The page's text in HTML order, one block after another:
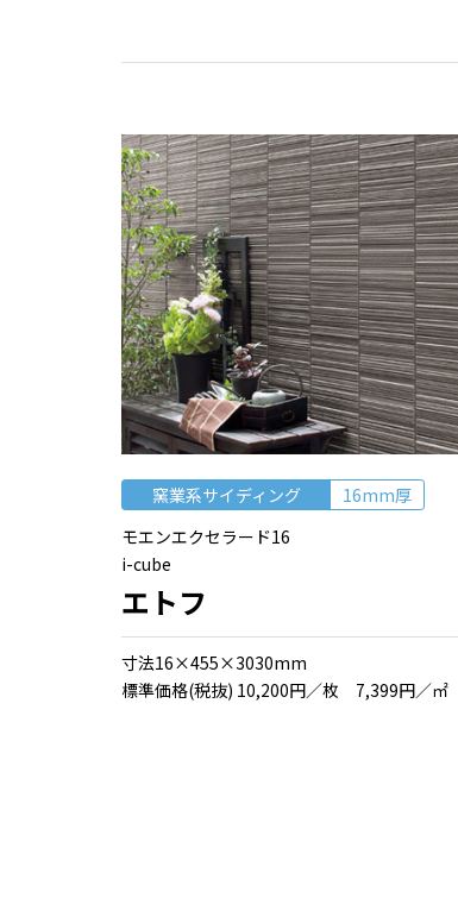
窯業系サイディング
16mm厚
モエンエクセラード16
i-cube
エトフ
⼨法16×455×3030mm
標準価格(税抜) 10,200円／枚 7,399円／㎡